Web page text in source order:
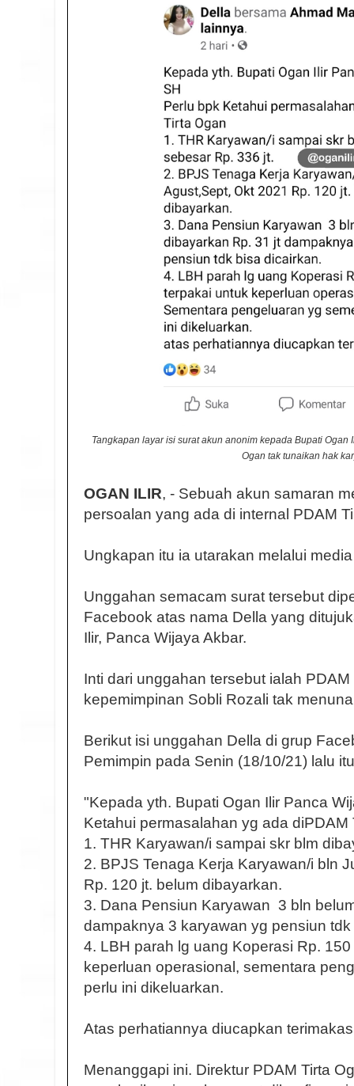
Tangkapan layar isi surat akun anonim kepada Bupati Ogan
Ogan tak tunaikan hak
OGAN ILIR, - Sebuah akun samaran
persoalan yang ada di internal PDAM
Ungkapan itu ia utarakan melalui
Unggahan semacam surat tersebut
Facebook atas nama Della yang
Ilir, Panca Wijaya Akbar.
Inti dari unggahan tersebut ialah
kepemimpinan Sobli Rozali tak
Berikut isi unggahan Della di grup
Pemimpin pada Senin (18/10/21) lalu
"Kepada yth. Bupati Ogan Ilir Panca
Ketahui permasalahan yg ada diPDAM
1. THR Karyawan/i sampai skr blm
2. BPJS Tenaga Kerja Karyawan/i bln
Rp. 120 jt. belum dibayarkan.
3. Dana Pensiun Karyawan 3 bln
dampaknya 3 karyawan yg pensiun
4. LBH parah lg uang Koperasi Rp.
keperluan operasional, sementara
perlu ini dikeluarkan.
Atas perhatiannya diucapkan
Menanggapi ini. Direktur PDAM Tirta